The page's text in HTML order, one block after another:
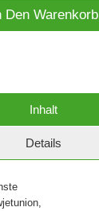
Den Warenkorb
Inhalt
Details